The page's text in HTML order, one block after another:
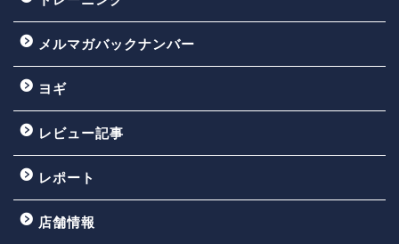
メルマガバックナンバー
ヨギ
レビュー記事
レポート
店舗情報